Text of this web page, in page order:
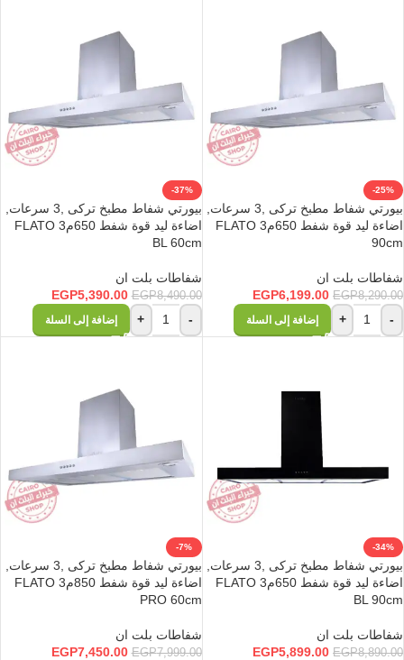
-25%
بيورتي شفاط مطبخ تركى ,3 سرعات,
اضاءة ليد قوة شفط 650م3 FLATO
90cm
شفاطات بلت ان
EGP8,290.00
EGP6,199.00
-
+ إضافة إلى السلة
-37%
بيورتي شفاط مطبخ تركى ,3 سرعات,
اضاءة ليد قوة شفط 650م3 FLATO
BL 60cm
شفاطات بلت ان
EGP8,490.00
EGP5,390.00
-
+ إضافة إلى السلة
-34%
بيورتي شفاط مطبخ تركى ,3 سرعات,
اضاءة ليد قوة شفط 650م3 FLATO
BL 90cm
شفاطات بلت ان
EGP8,890.00
EGP5,899.00
-7%
بيورتي شفاط مطبخ تركى ,3 سرعات,
اضاءة ليد قوة شفط 850م3 FLATO
PRO 60cm
شفاطات بلت ان
EGP7,999.00
EGP7,450.00